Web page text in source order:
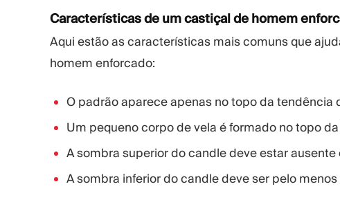
Características de um castiçal de homem
Aqui estão as características mais comuns que
homem enforcado:
O padrão aparece apenas no topo da tendência
Um pequeno corpo de vela é formado no topo
A sombra superior do candle deve estar
A sombra inferior do candle deve ser pelo